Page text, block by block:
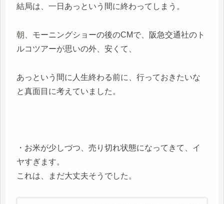
結局は、一日あっという間に終わってしまう。
朝、モーニングショーの後のCMで、阪急交通社のト
ルコツアーが思いの外、安くて、
あっという間に人生終わる前に、行っておきたいな
と真面目に考えていました。
・お米が少しづつ、売り切れ状態になってきて、イ
ヤすぎます。
これは、まだ大丈夫そうでした。